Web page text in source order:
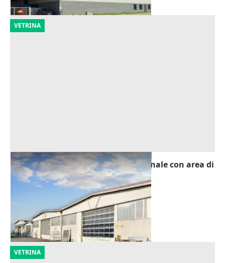
VETRINA
Asta Fabbricato industriale-artigianale con area di
pertinenza
Cicognolo (Cremona)
Offerta minima
665.123 €
06/10/2026
VETRINA